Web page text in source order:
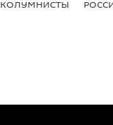
КОЛУМНИСТЫ